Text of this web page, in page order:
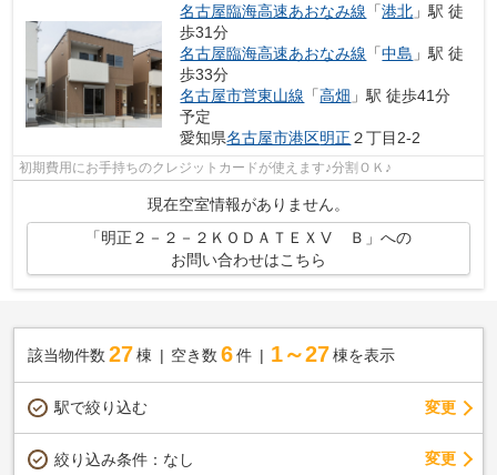
名古屋臨海高速あおなみ線 「港北 」駅 徒
歩31分
名古屋臨海高速あおなみ線 「中島 」駅 徒
歩33分
名古屋市営東山線 「高畑 」駅 徒歩41分
予定
愛知県名古屋市港区明正 ２丁目2-2
初期費用にお手持ちのクレジットカードが使えます♪分割ＯＫ♪
現在空室情報がありません。
「明正２－２－２ＫＯＤＡＴＥＸⅤ Ｂ」への
お問い合わせはこちら
該当物件数 27棟 空き数 6 件 1～27 棟を表示
駅で絞り込む 変更
絞り込み条件： なし 変更